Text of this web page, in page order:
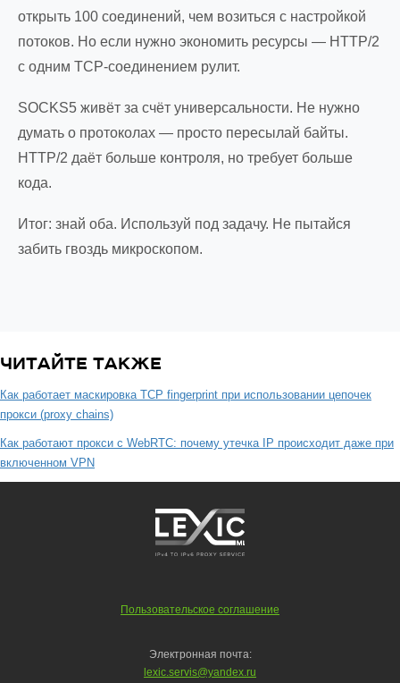
открыть 100 соединений, чем возиться с настройкой
потоков. Но если нужно экономить ресурсы — HTTP/2
с одним TCP-соединением рулит.
SOCKS5 живёт за счёт универсальности. Не нужно
думать о протоколах — просто пересылай байты.
HTTP/2 даёт больше контроля, но требует больше
кода.
Итог: знай оба. Используй под задачу. Не пытайся
забить гвоздь микроскопом.
ЧИТАЙТЕ ТАКЖЕ
Как работает маскировка TCP fingerprint при использовании цепочек
прокси (proxy chains)
Как работают прокси с WebRTC: почему утечка IP происходит даже при
включенном VPN
Пользовательское соглашение
Электронная почта:
lexic.servis@yandex.ru